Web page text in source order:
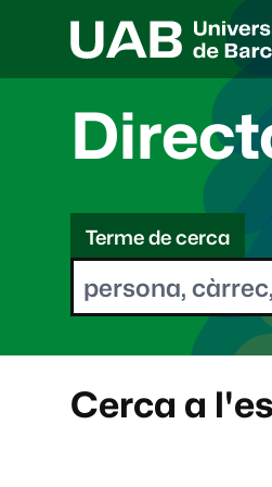
C
eTerme de cerca
Cerca a